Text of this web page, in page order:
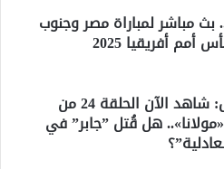
مباشر لمباراة مصر وجنوب
أمم أفريقيا 2025
بالتفاصيل: شاهد الآن الحلقة 24 من
هل قُتل ”جابر” في